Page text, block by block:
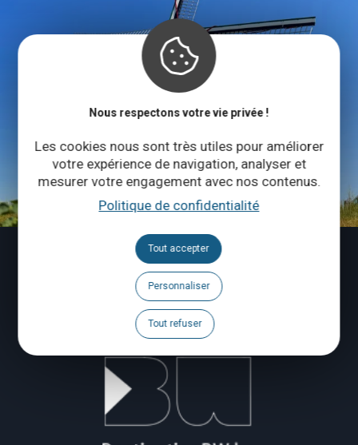
Nous respectons votre vie privée !
Les cookies nous sont très utiles pour améliorer
votre expérience de navigation, analyser et
mesurer votre engagement avec nos contenus.
Politique de confidentialité
Tout accepter
Personnaliser
Tout refuser